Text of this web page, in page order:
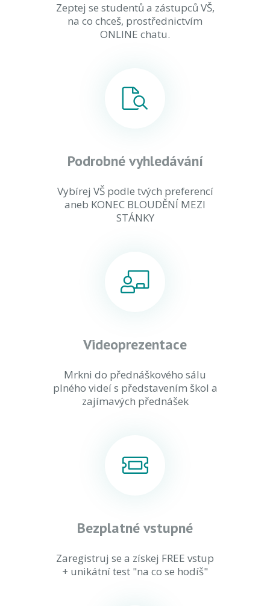
Zeptej se studentů a zástupců VŠ,
na co chceš, prostřednictvím
ONLINE chatu.
Podrobné vyhledávání
Vybírej VŠ podle tvých preferencí
aneb KONEC BLOUDĚNÍ MEZI
STÁNKY
Videoprezentace
Mrkni do přednáškového sálu
plného videí s představením škol a
zajímavých přednášek
Bezplatné vstupné
Zaregistruj se a získej FREE vstup
+ unikátní test "na co se hodíš"